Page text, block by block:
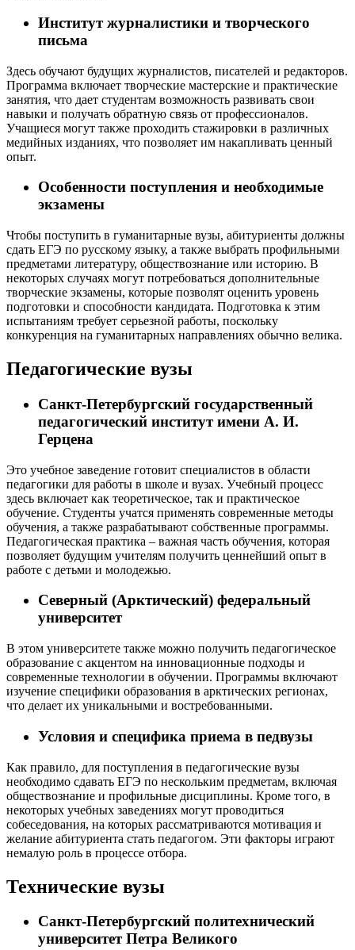
Институт журналистики и творческого
письма
Здесь обучают будущих журналистов, писателей и редакторов.
Программа включает творческие мастерские и практические
занятия, что дает студентам возможность развивать свои
навыки и получать обратную связь от профессионалов.
Учащиеся могут также проходить стажировки в различных
медийных изданиях, что позволяет им накапливать ценный
опыт.
Особенности поступления и необходимые
экзамены
Чтобы поступить в гуманитарные вузы, абитуриенты должны
сдать ЕГЭ по русскому языку, а также выбрать профильными
предметами литературу, обществознание или историю. В
некоторых случаях могут потребоваться дополнительные
творческие экзамены, которые позволят оценить уровень
подготовки и способности кандидата. Подготовка к этим
испытаниям требует серьезной работы, поскольку
конкуренция на гуманитарных направлениях обычно велика.
Педагогические вузы
Санкт-Петербургский государственный
педагогический институт имени А. И.
Герцена
Это учебное заведение готовит специалистов в области
педагогики для работы в школе и вузах. Учебный процесс
здесь включает как теоретическое, так и практическое
обучение. Студенты учатся применять современные методы
обучения, а также разрабатывают собственные программы.
Педагогическая практика – важная часть обучения, которая
позволяет будущим учителям получить ценнейший опыт в
работе с детьми и молодежью.
Северный (Арктический) федеральный
университет
В этом университете также можно получить педагогическое
образование с акцентом на инновационные подходы и
современные технологии в обучении. Программы включают
изучение специфики образования в арктических регионах,
что делает их уникальными и востребованными.
Условия и специфика приема в педвузы
Как правило, для поступления в педагогические вузы
необходимо сдавать ЕГЭ по нескольким предметам, включая
обществознание и профильные дисциплины. Кроме того, в
некоторых учебных заведениях могут проводиться
собеседования, на которых рассматриваются мотивация и
желание абитуриента стать педагогом. Эти факторы играют
немалую роль в процессе отбора.
Технические вузы
Санкт-Петербургский политехнический
университет Петра Великого